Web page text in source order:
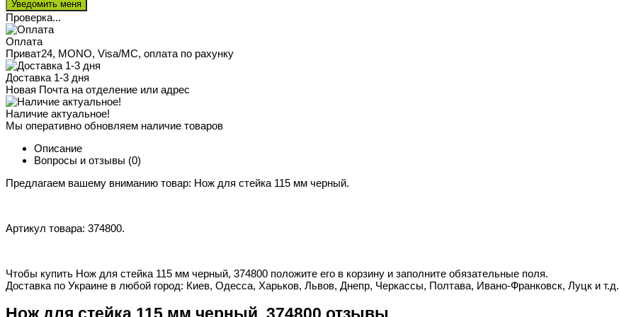
Проверка...
Оплата
Приват24, MONO, Visa/MC, оплата по рахунку
Доставка 1-3 дня
Новая Почта на отделение или адрес
Наличие актуальное!
Мы оперативно обновляем наличие товаров
Описание
Вопросы и отзывы (0)
Предлагаем вашему вниманию товар: Нож для стейка 115 мм черный.
Артикул товара: 374800.
Чтобы купить Нож для стейка 115 мм черный, 374800 положите его в корзину и заполните обязательные поля.
Доставка по Украине в любой город: Киев, Одесса, Харьков, Львов, Днепр, Черкассы, Полтава, Ивано-Франковск, Луцк и т.д.